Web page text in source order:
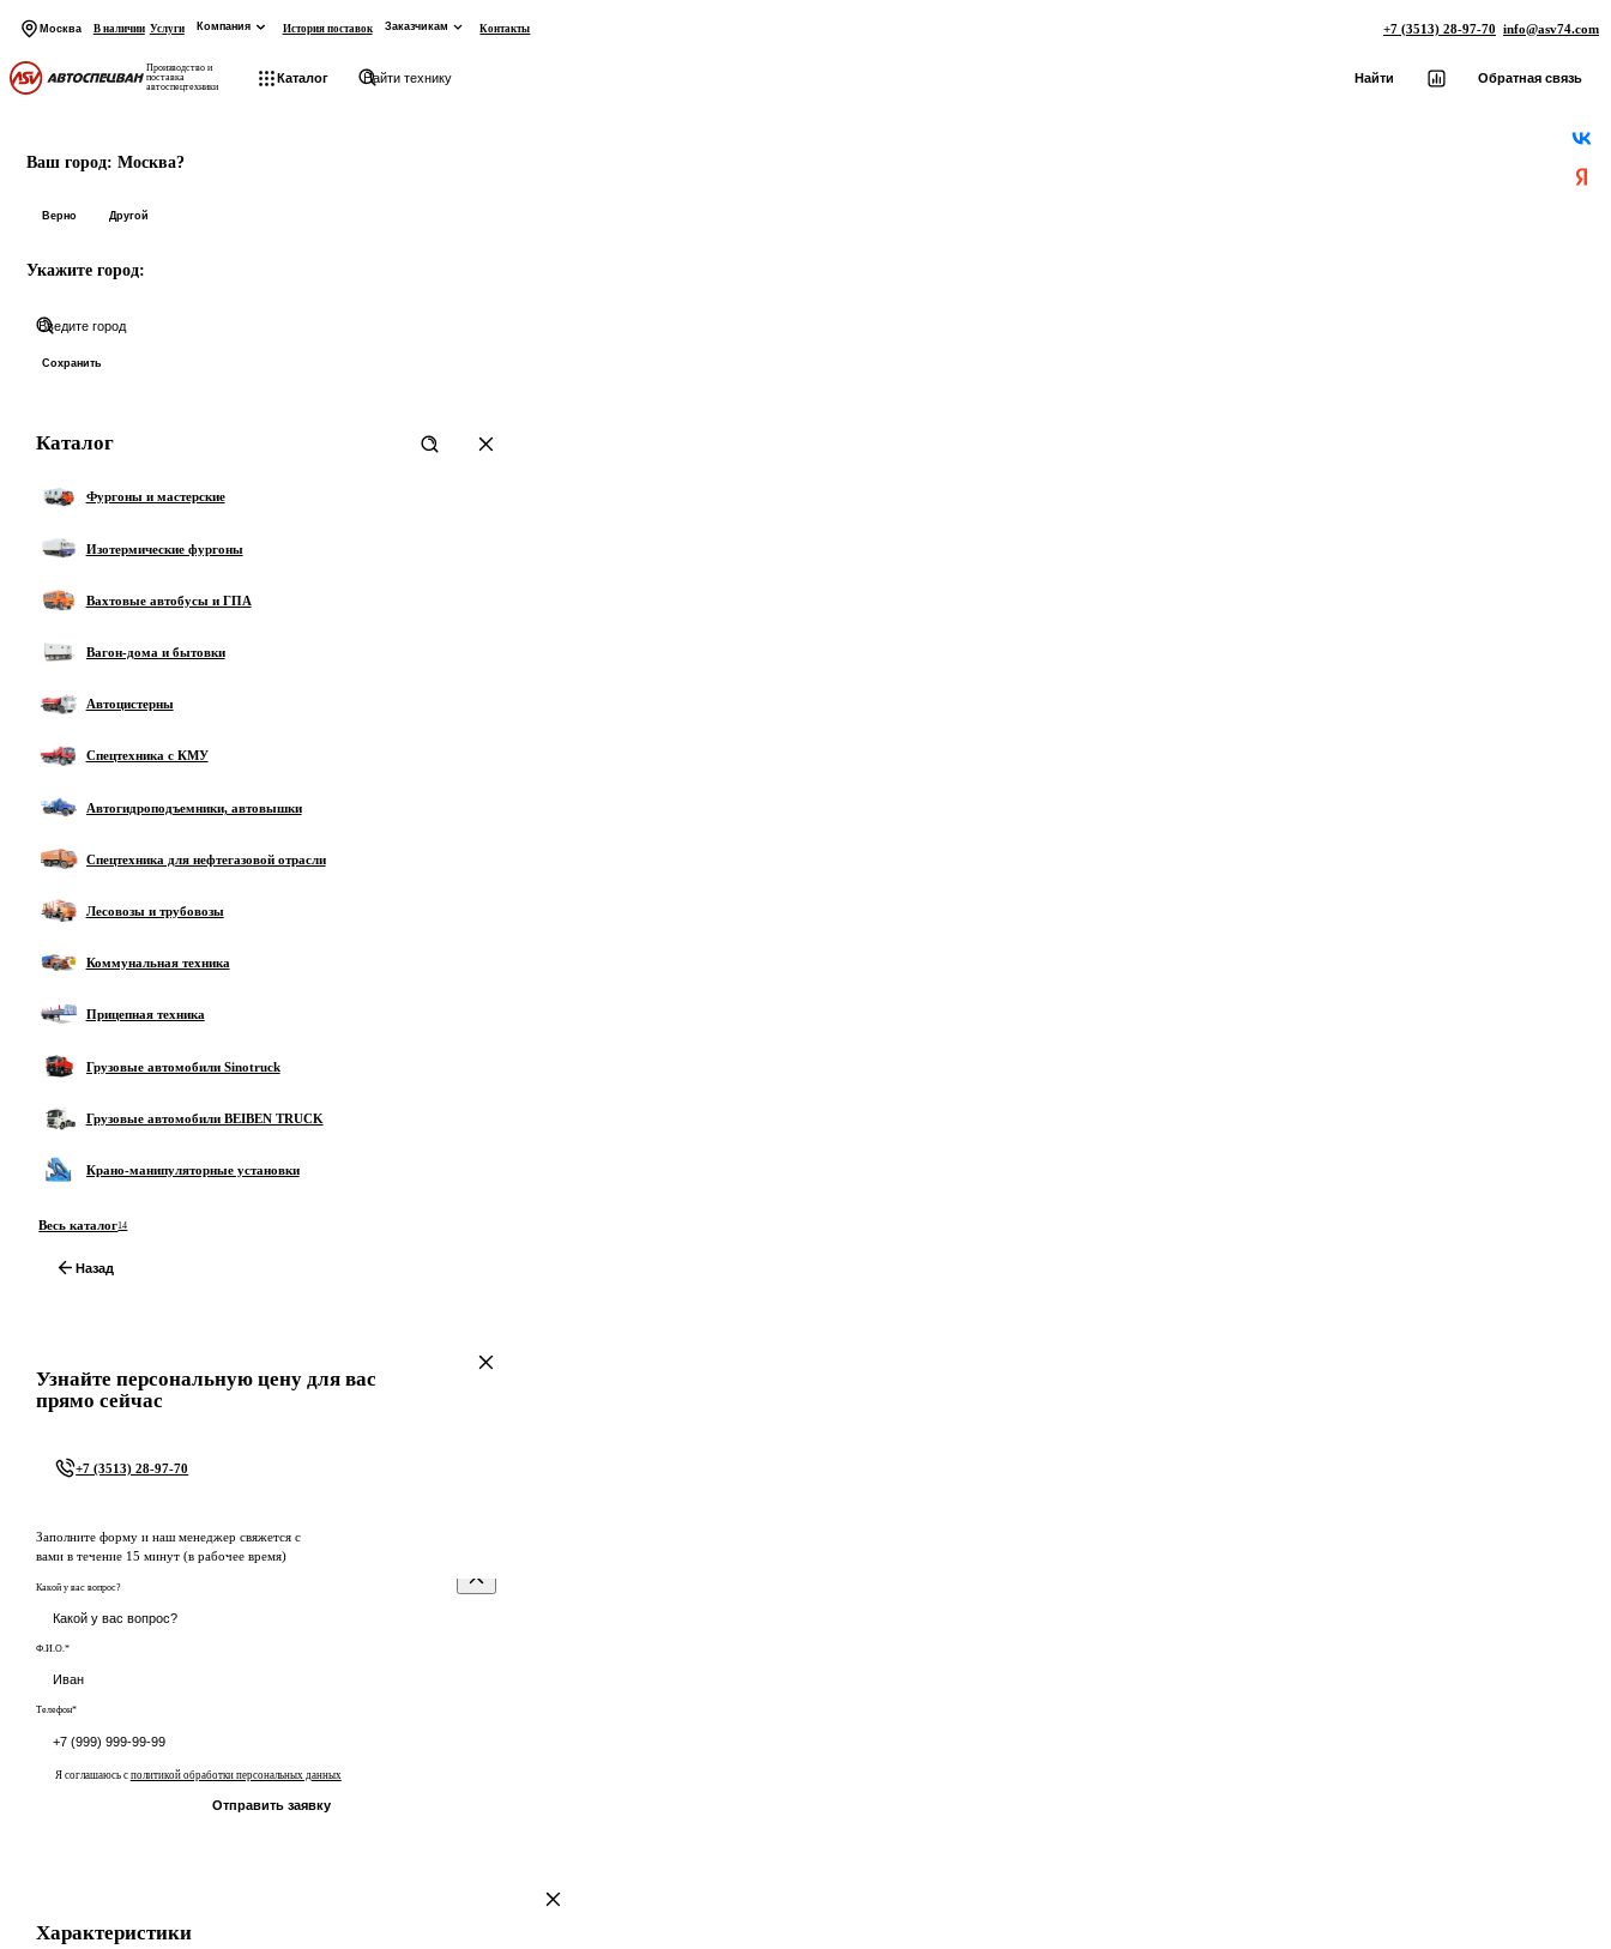
Москва В наличии Услуги Компания История поставок Заказчикам Контакты +7 (3513) 28-97-70 info@asv74.com
Производство и
поставка
автоспецтехники
Каталог Найти Обратная связь
Ваш город: Москва?
Верно Другой
Укажите город:
Сохранить
Каталог
Фургоны и мастерские
Изотермические фургоны
Вахтовые автобусы и ГПА
Вагон-дома и бытовки
Автоцистерны
Спецтехника с КМУ
Автогидроподъемники, автовышки
Спецтехника для нефтегазовой отрасли
Лесовозы и трубовозы
Коммунальная техника
Прицепная техника
Грузовые автомобили Sinotruck
Грузовые автомобили BEIBEN TRUCK
Крано-манипуляторные установки
Весь каталог14
Назад
Узнайте персональную цену для вас
прямо сейчас
+7 (3513) 28-97-70
Заполните форму и наш менеджер свяжется с
вами в течение 15 минут (в рабочее время)
Какой у вас вопрос?
Ф.И.О.*
Телефон*
Я соглашаюсь с политикой обработки персональных данных
Отправить заявку
Характеристики